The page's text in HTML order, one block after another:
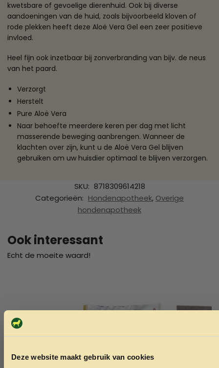
Deze website maakt gebruik van cookies
kwetsbare of gevoelige dierenhuid. Ook bij diverse
aandoeningen van de huid, zoals bijvoorbeeld kloven of
rode plekken heeft deze Aloë Vera Gel een zeer positieve
invloed.
Heel fijn ook inzetbaar bij zonverbranding van bijv. de neus
van het paard.
Verzorgt
Herstelt
Pure Aloë Vera
Naar behoefte meerdere keren per dag met licht
masserende beweging aanbrengen. Wanneer de
klachten over zijn, kunt u de Aloë Vera Gel blijven
gebruiken om uw huisdier optimaal te blijven verzorgen.
SKU: 8718309614218
Categorieën: Hondenapotheek, Overige
hondenapotheek
Ook interessant
Echt de moeite waard!